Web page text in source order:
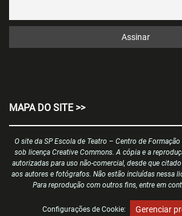
MAPA DO SITE >>
O site da SP Escola de Teatro – Centro de
sob licença Creative Commons. A cópia e a
autorizadas para uso não-comercial, desde que
aos autores e fotógrafos. Não estão incluídas nessa
Para reprodução com outros fins, entre em
Configurações de Cookie: Gerenciar